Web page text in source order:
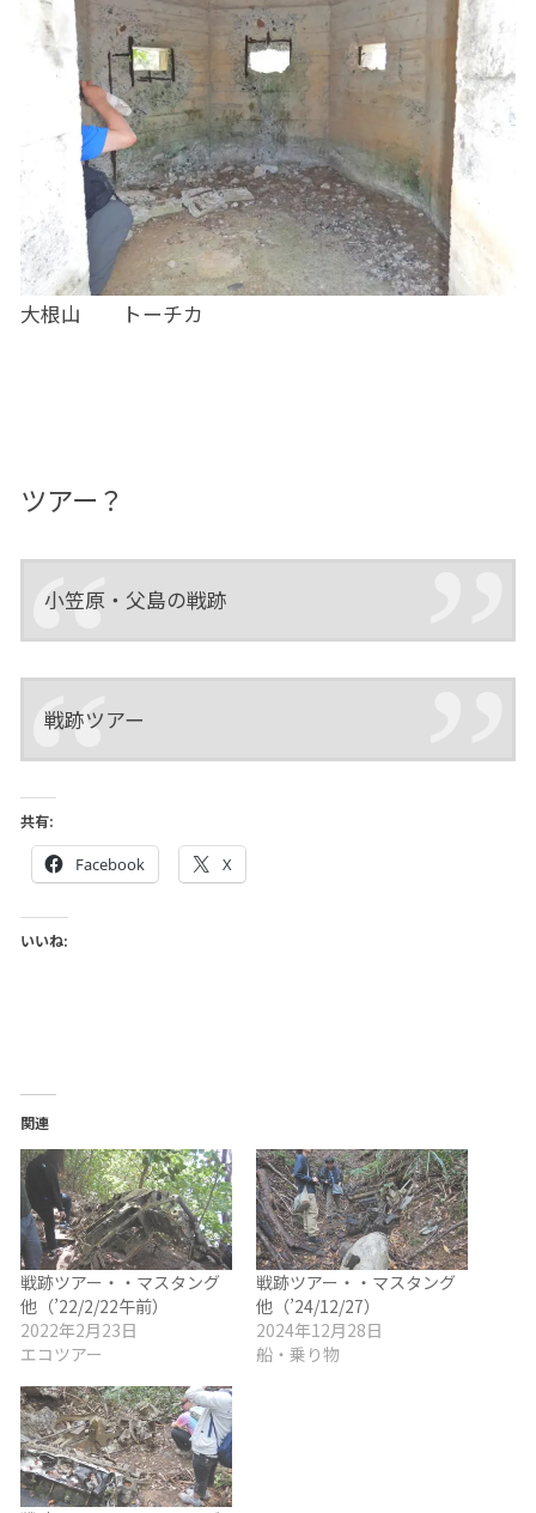
大根山 トーチカ
ツアー？
小笠原・父島の戦跡
戦跡ツアー
共有:
Facebook X
いいね:
関連
戦跡ツアー・・マスタング
他（’22/2/22午前）
2022年2月23日
エコツアー
戦跡ツアー・・マスタング
他（’24/12/27）
2024年12月28日
船・乗り物